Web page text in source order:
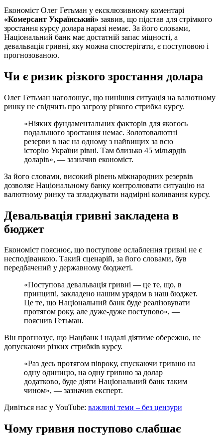
Економіст Олег Гетьман у ексклюзивному коментарі
«Комерсант Український» заявив, що підстав для стрімкого
зростання курсу долара наразі немає. За його словами,
Національний банк має достатній запас міцності, а
девальвація гривні, яку можна спостерігати, є поступовою і
прогнозованою.
Чи є ризик різкого зростання долара
Олег Гетьман наголошує, що нинішня ситуація на валютному
ринку не свідчить про загрозу різкого стрибка курсу.
«Ніяких фундаментальних факторів для якогось
подальшого зростання немає. Золотовалютні
резерви в нас на одному з найвищих за всю
історію України рівні. Там близько 45 мільярдів
доларів», — зазначив економіст.
За його словами, високий рівень міжнародних резервів
дозволяє Національному банку контролювати ситуацію на
валютному ринку та згладжувати надмірні коливання курсу.
Девальвація гривні закладена в
бюджет
Економіст пояснює, що поступове ослаблення гривні не є
несподіванкою. Такий сценарій, за його словами, був
передбачений у державному бюджеті.
«Поступова девальвація гривні — це те, що, в
принципі, закладено нашим урядом в наш бюджет.
Це те, що Національний банк буде реалізовувати
протягом року, але дуже-дуже поступово», —
пояснив Гетьман.
Він прогнозує, що Нацбанк і надалі діятиме обережно, не
допускаючи різких стрибків курсу.
«Раз десь протягом півроку, спускаючи гривню на
одну одиницю, на одну гривню за долар
додатково, буде діяти Національний банк таким
чином», — зазначив експерт.
Дивіться нас у YouTube: важливі теми – без цензури
Чому гривня поступово слабшає